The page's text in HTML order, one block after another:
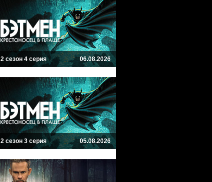
2 сезон 4 серия 06.08.2026
2 сезон 3 серия 05.08.2026